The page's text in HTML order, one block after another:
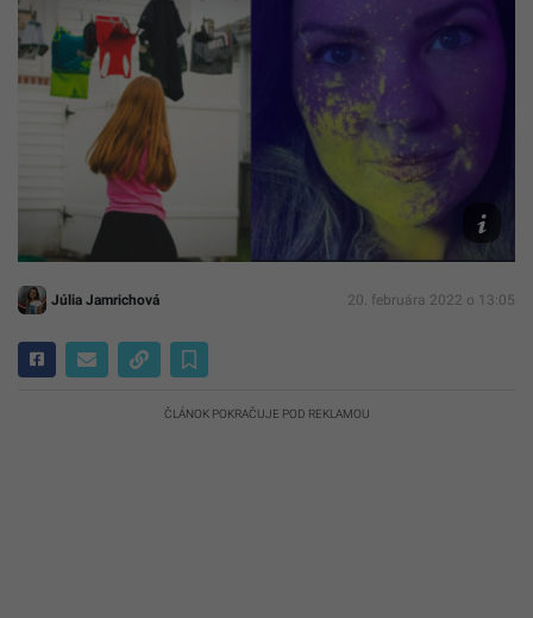
UPDATE
Júlia Jamrichová 20. februára 2022 o 13:05
ČLÁNOK POKRAČUJE POD REKLAMOU